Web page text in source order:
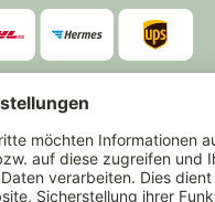
Zahlarten